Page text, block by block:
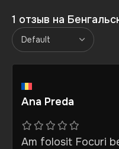
1 отзыв на
Ana Preda
Am folosit Focuri